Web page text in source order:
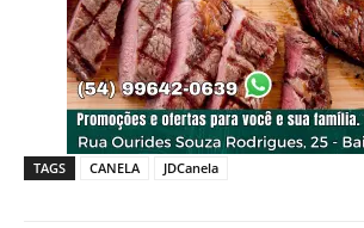
TAGS CANELA JDCanela